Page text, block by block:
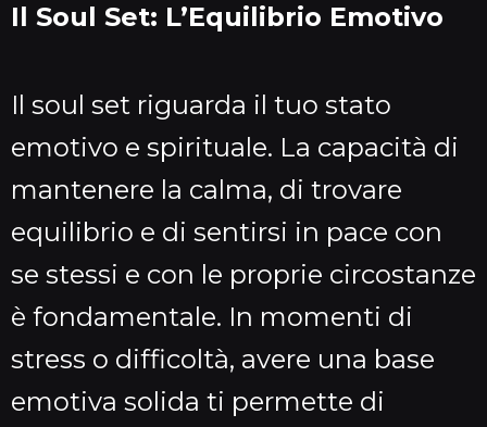
Il Soul Set: L’Equilibrio Emotivo
Il soul set riguarda il tuo stato
emotivo e spirituale. La capacità di
mantenere la calma, di trovare
equilibrio e di sentirsi in pace con
se stessi e con le proprie circostanze
è fondamentale. In momenti di
stress o difficoltà, avere una base
emotiva solida ti permette di